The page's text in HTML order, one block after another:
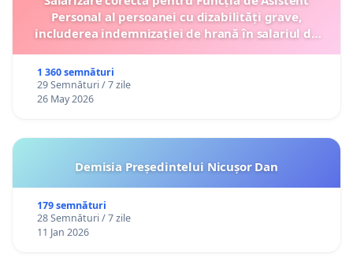
Personal al persoanei cu dizabilități grave,
includerea indemnizației de hrană în salariul de
1 360 semnături
29 Semnături / 7 zile
26 May 2026
Demisia Președintelui Nicușor Dan
179 semnături
28 Semnături / 7 zile
11 Jan 2026